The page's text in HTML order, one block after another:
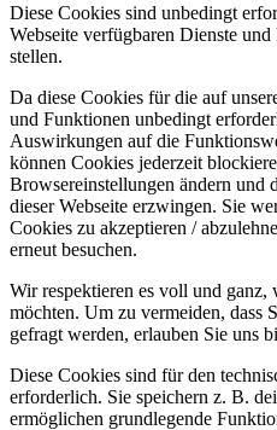
Diese Cookies sind unbedingt
Webseite verfügbaren Dienste
stellen.
Da diese Cookies für die auf
und Funktionen unbedingt
Auswirkungen auf die
können Cookies jederzeit
Browsereinstellungen ändern und
dieser Webseite erzwingen. Sie
Cookies zu akzeptieren /
erneut besuchen.
Wir respektieren es voll und ganz,
möchten. Um zu vermeiden, dass
gefragt werden, erlauben Sie uns
Diese Cookies sind für den
erforderlich. Sie speichern z. B.
ermöglichen grundlegende